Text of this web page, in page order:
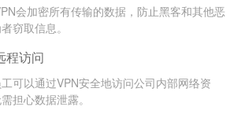
会加密所有传输的数据，防止黑客和其他恶
窃取信息。
程访问
可以通过VPN安全地访问公司内部网络资
担心数据泄露。